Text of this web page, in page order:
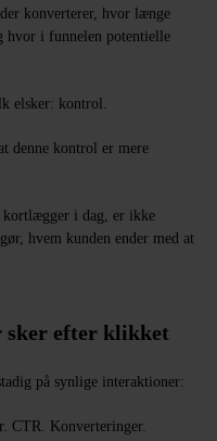
konverterer, hvor længe
hvor i funnelen potentielle
elsker: kontrol.
denne kontrol er mere
kortlægger i dag, er ikke
hvem kunden ender med at
efter klikket
på synlige interaktioner:
CTR. Konverteringer.